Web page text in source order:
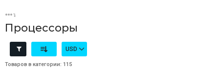
Процессоры
USD
Товаров в категории: 115